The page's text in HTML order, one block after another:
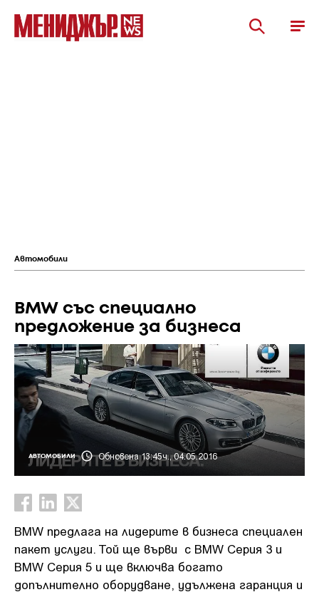
Автомобили
BMW със специално
предложение за бизнеса
АВТОМОБИЛИ Обновена 13:45ч., 04.05.2016
BMW предлага на лидерите в бизнеса специален
пакет услуги. Той ще върви с BMW Серия 3 и
BMW Серия 5 и ще включва богато
допълнително оборудване, удължена гаранция и